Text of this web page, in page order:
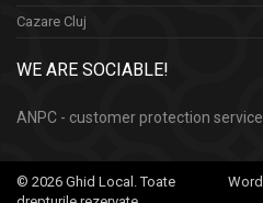
Cazare Cluj
WE ARE SOCIABLE!
ANPC - customer protection service
© 2026 Ghid Local. Toate